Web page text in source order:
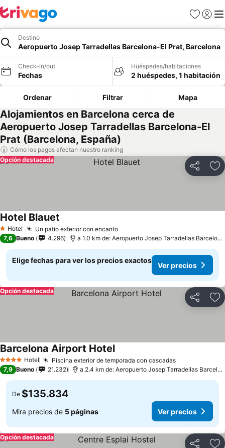
Favoritos
Iniciar
Destino
Aeropuerto Josep Tarradellas Barcelona-El Prat, Barcelona
Check-in/out
Fechas
Huéspedes/habitaciones
2 huéspedes, 1 habitación
Ordenar Filtrar Mapa
Alojamientos en Barcelona cerca de
Aeropuerto Josep Tarradellas Barcelona-El
Prat (Barcelona, España)
Cómo los pagos afectan nuestro ranking
Compartir
Opción destacada
1 Estrellas
Hotel Un patio exterior con encanto
Hotel Blauet
7,6 Bueno 4.296 a 1.0 km de: Aeropuerto Josep Tarradellas Barcelona-El Prat
Elige fechas para ver los precios exactos
Ver precios
Compartir
Opción destacada
4 EstrellasHotel Piscina exterior de temporada con cascadas
Barcelona Airport Hotel
7,9 Bueno 21.232 a 2.4 km de: Aeropuerto Josep Tarradellas Barcelona-El Prat
De $135.834
Mira precios de 5 páginas Ver precios
Opción destacada